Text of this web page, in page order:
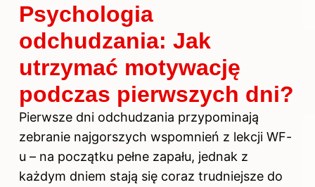
Psychologia
odchudzania: Jak
utrzymać motywację
podczas pierwszych dni?
Pierwsze dni odchudzania przypominają
zebranie najgorszych wspomnień z lekcji WF-
u – na początku pełne zapału, jednak z
każdym dniem stają się coraz trudniejsze do